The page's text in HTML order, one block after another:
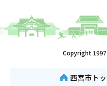
Copyright
西宮市ト